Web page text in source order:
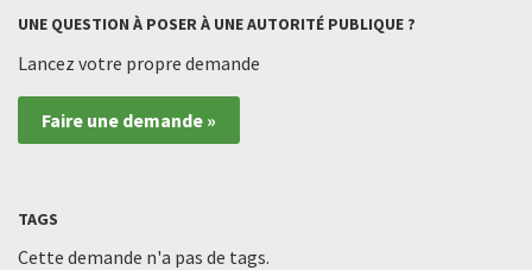
UNE QUESTION À POSER À UNE AUTORITÉ PUBLIQUE ?
Lancez votre propre demande
Faire une demande »
TAGS
Cette demande n'a pas de tags.